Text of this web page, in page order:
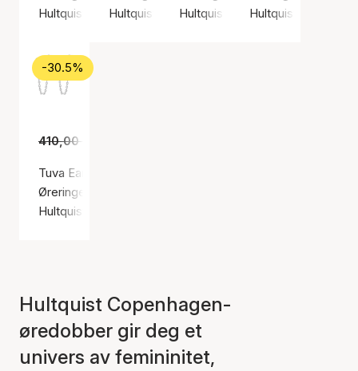
Hultquist CopenhagenHultquist CopenhagenHultquist Copenhagen
Hultquist
-30.5%
410,00 kr
Tuva Earrings
Øreringer, Sølv farge / Sølv sterling 925
Hultquist Copenhagen
Hultquist Copenhagen-
øredobber gir deg et
univers av femininitet,